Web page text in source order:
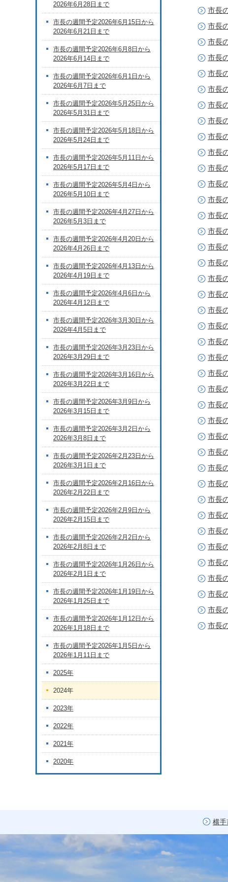
市長
市長
市長
市長
市長
市長
市長
市長
市長
市長
市長
市長
市長
市長
市長
市長
市長
市長
市長
市長
市長
市長
市長
市長
市長
市長
市長
市長
市長
市長
市長
市長
市長
市長
市長
市長
市長
市長
市長
市長
2026年6月28日まで
市長の週間予定2026年6月15日から
2026年6月21日まで
市長の週間予定2026年6月8日から
2026年6月14日まで
市長の週間予定2026年6月1日から
2026年6月7日まで
市長の週間予定2026年5月25日から
2026年5月31日まで
市長の週間予定2026年5月18日から
2026年5月24日まで
市長の週間予定2026年5月11日から
2026年5月17日まで
市長の週間予定2026年5月4日から
2026年5月10日まで
市長の週間予定2026年4月27日から
2026年5月3日まで
市長の週間予定2026年4月20日から
2026年4月26日まで
市長の週間予定2026年4月13日から
2026年4月19日まで
市長の週間予定2026年4月6日から
2026年4月12日まで
市長の週間予定2026年3月30日から
2026年4月5日まで
市長の週間予定2026年3月23日から
2026年3月29日まで
市長の週間予定2026年3月16日から
2026年3月22日まで
市長の週間予定2026年3月9日から
2026年3月15日まで
市長の週間予定2026年3月2日から
2026年3月8日まで
市長の週間予定2026年2月23日から
2026年3月1日まで
市長の週間予定2026年2月16日から
2026年2月22日まで
市長の週間予定2026年2月9日から
2026年2月15日まで
市長の週間予定2026年2月2日から
2026年2月8日まで
市長の週間予定2026年1月26日から
2026年2月1日まで
市長の週間予定2026年1月19日から
2026年1月25日まで
市長の週間予定2026年1月12日から
2026年1月18日まで
市長の週間予定2026年1月5日から
2026年1月11日まで
2025年
2024年
2023年
2022年
2021年
2020年
横手